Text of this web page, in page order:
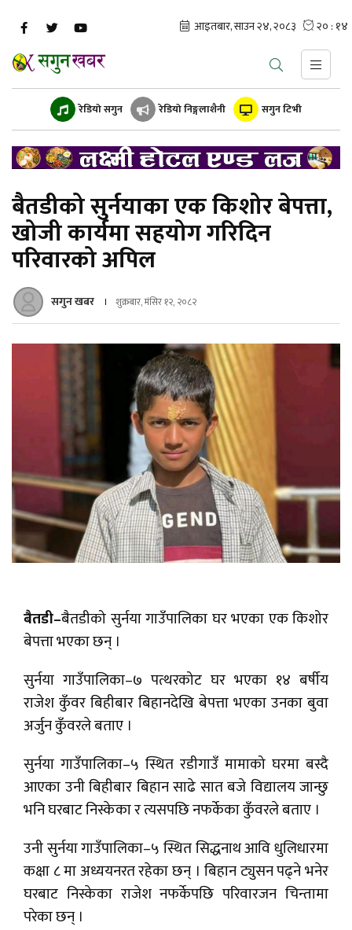
रेडियो सगुन रेडियो निङ्गलाशैनी सगुन टिभी
बैतडीको सुर्नयाका एक किशोर बेपत्ता,
खोजी कार्यमा सहयोग गरिदिन
परिवारको अपिल
सगुन खबर शुक्रबार, मंसिर १२, २०८२
बैतडी–बैतडीको सुर्नया गाउँपालिका घर भएका एक किशोर
बेपत्ता भएका छन् ।
सुर्नया गाउँपालिका–७ पत्थरकोट घर भएका १४ बर्षीय
राजेश कुँवर बिहीबार बिहानदेखि बेपत्ता भएका उनका बुवा
अर्जुन कुँवरले बताए ।
सुर्नया गाउँपालिका–५ स्थित रडीगाउँ मामाको घरमा बस्दै
आएका उनी बिहीबार बिहान साढे सात बजे विद्यालय जान्छु
भनि घरबाट निस्केका र त्यसपछि नफर्केका कुँवरले बताए ।
उनी सुर्नया गाउँपालिका–५ स्थित सिद्धनाथ आवि धुलिधारमा
कक्षा ८ मा अध्ययनरत रहेका छन् । बिहान ट्युसन पढ्ने भनेर
घरबाट निस्केका राजेश नफर्केपछि परिवारजन चिन्तामा
परेका छन् ।